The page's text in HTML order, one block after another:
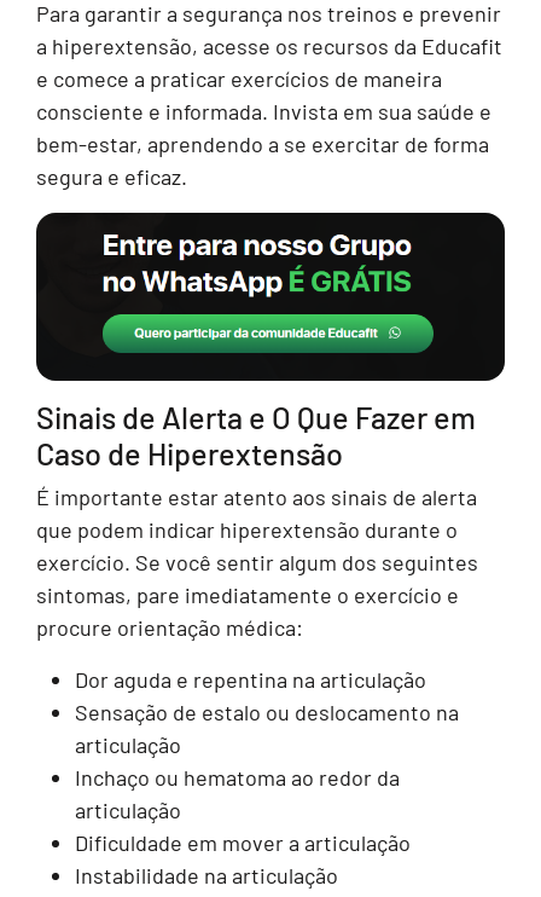
Para garantir a segurança nos treinos e prevenir
a hiperextensão, acesse os recursos da Educafit
e comece a praticar exercícios de maneira
consciente e informada. Invista em sua saúde e
bem-estar, aprendendo a se exercitar de forma
segura e eficaz.
Sinais de Alerta e O Que Fazer em
Caso de Hiperextensão
É importante estar atento aos sinais de alerta
que podem indicar hiperextensão durante o
exercício. Se você sentir algum dos seguintes
sintomas, pare imediatamente o exercício e
procure orientação médica:
Dor aguda e repentina na articulação
Sensação de estalo ou deslocamento na
articulação
Inchaço ou hematoma ao redor da
articulação
Dificuldade em mover a articulação
Instabilidade na articulação